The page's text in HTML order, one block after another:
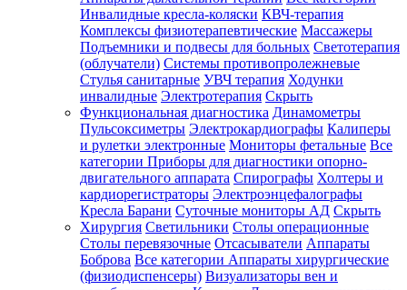
Инвалидные кресла-коляски КВЧ-терапия
Комплексы физиотерапевтические Массажеры
Подъемники и подвесы для больных Светотерапия
(облучатели) Системы противопролежневые
Стулья санитарные УВЧ терапия Ходунки
инвалидные Электротерапия Скрыть
Функциональная диагностика Динамометры
Пульсоксиметры Электрокардиографы Калиперы
и рулетки электронные Мониторы фетальные Все
категории Приборы для диагностики опорно-
двигательного аппарата Спирографы Холтеры и
кардиорегистраторы Электроэнцефалографы
Кресла Барани Суточные мониторы АД Скрыть
Хирургия Светильники Столы операционные
Столы перевязочные Отсасыватели Аппараты
Боброва Все категории Аппараты хирургические
(физиодиспенсеры) Визуализаторы вен и